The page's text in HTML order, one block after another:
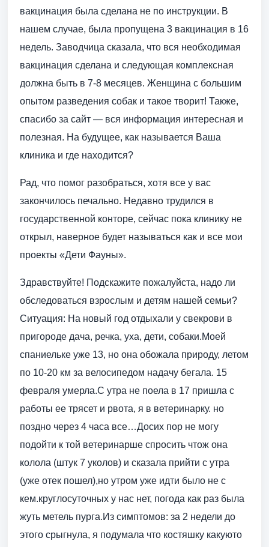
вакцинация была сделана не по инструкции. В
нашем случае, была пропущена 3 вакцинация в 16
недель. Заводчица сказала, что вся необходимая
вакцинация сделана и следующая комплексная
должна быть в 7-8 месяцев. Женщина с большим
опытом разведения собак и такое творит! Также,
спасибо за сайт — вся информация интересная и
полезная. На будущее, как называется Ваша
клиника и где находится?
Рад, что помог разобраться, хотя все у вас
закончилось печально. Недавно трудился в
государственной конторе, сейчас пока клинику не
открыл, наверное будет называться как и все мои
проекты «Дети Фауны».
Здравствуйте! Подскажите пожалуйста, надо ли
обследоваться взрослым и детям нашей семьи?
Ситуация: На новый год отдыхали у свекрови в
пригороде дача, речка, уха, дети, собаки.Моей
спаниельке уже 13, но она обожала природу, летом
по 10-20 км за велосипедом надачу бегала. 15
февраля умерла.С утра не поела в 17 пришла с
работы ее трясет и рвота, я в ветеринарку. но
поздно через 4 часа все…Досих пор не могу
подойти к той ветеринарше спросить чтож она
колола (штук 7 уколов) и сказала прийти с утра
(уже отек пошел),но утром уже идти было не с
кем.круглосуточных у нас нет, погода как раз была
жуть метель пурга.Из симптомов: за 2 недели до
этого срыгнула, я подумала что костяшку какуюто